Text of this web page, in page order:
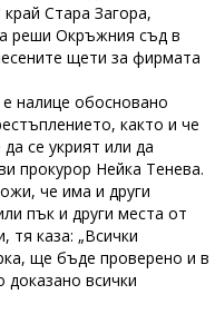
Стара Загора,
реши Окръжния съд в
щети за фирмата
налице обосновано
както и че
се укрият или да
прокурор Нейка Тенева.
че има и други
пък и други места от
тя каза: „Всички
ще бъде проверено и в
доказано всички